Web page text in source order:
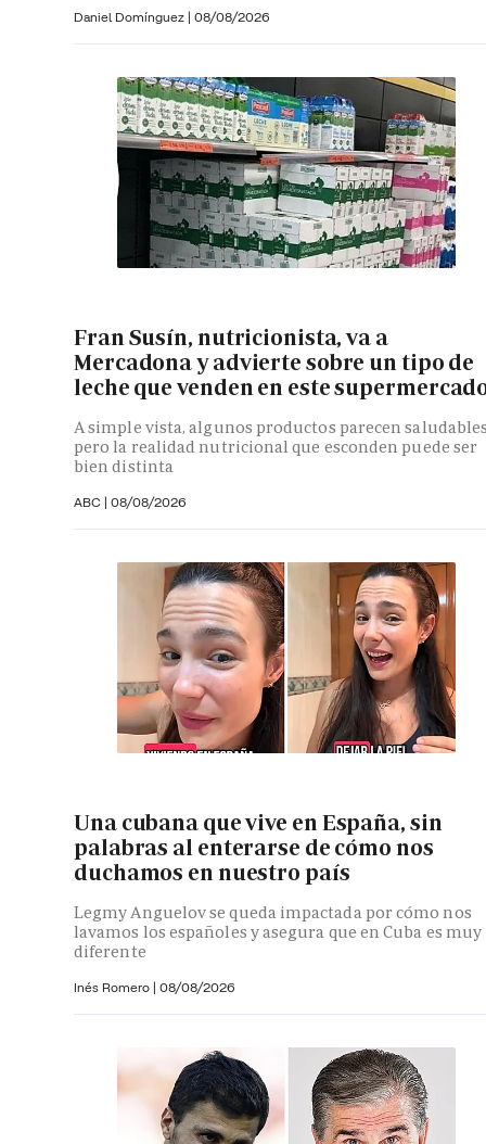
Daniel Domínguez | 08/08/2026
Fran Susín, nutricionista, va a
Mercadona y advierte sobre un tipo de
leche que venden en este
A simple vista, algunos productos parecen
pero la realidad nutricional que esconden puede ser
bien distinta
ABC | 08/08/2026
Una cubana que vive en España, sin
palabras al enterarse de cómo nos
duchamos en nuestro país
Legmy Anguelov se queda impactada por cómo nos
lavamos los españoles y asegura que en Cuba es muy
diferente
Inés Romero | 08/08/2026